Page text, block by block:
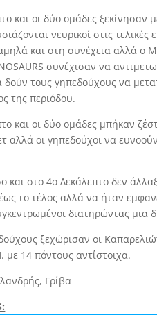
και οι δύο ομάδες
νευρικοί στις
και στη συνέχεια αλλά ο
συνέχισαν να
τους γηπεδούχους να
της περιόδου.
και οι δύο ομάδες μπήκαν
αλλά οι γηπεδούχοι να
και στο 4ο Δεκάλεπτο δεν
το τέλος αλλά να ήταν
διατηρώντας μια
ξεχώρισαν οι
14 πόντους αντίστοιχα.
Γρίβα